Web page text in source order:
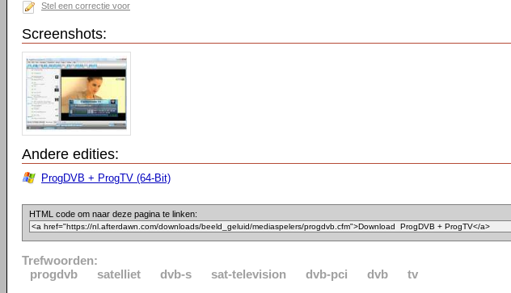
Stel een correctie voor
Screenshots:
Andere edities:
ProgDVB + ProgTV (64-Bit)
HTML code om naar deze pagina te linken:
Trefwoorden:
progdvb
satelliet dvb-s sat-television dvb-pci dvb tv